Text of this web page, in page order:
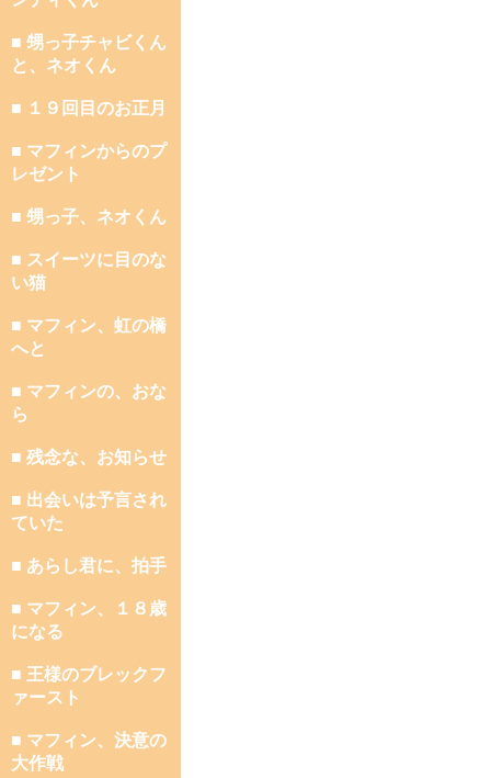
■ 甥っ子チャビくん
と、ネオくん
■ １９回目のお正月
■ マフィンからのプ
レゼント
■ 甥っ子、ネオくん
■ スイーツに目のな
い猫
■ マフィン、虹の橋
へと
■ マフィンの、おな
ら
■ 残念な、お知らせ
■ 出会いは予言され
ていた
■ あらし君に、拍手
■ マフィン、１８歳
になる
■ 王様のブレックフ
ァースト
■ マフィン、決意の
大作戦